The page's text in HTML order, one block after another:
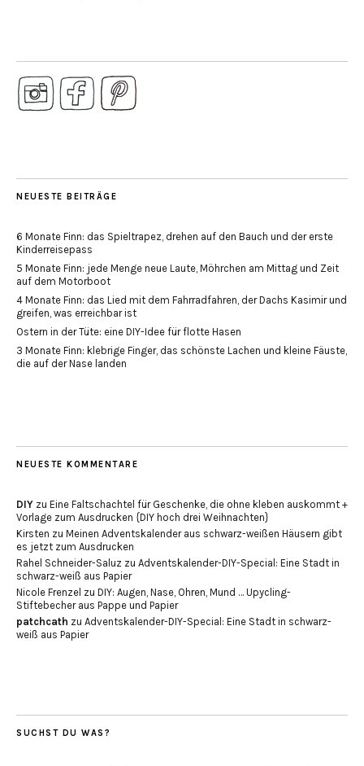
NEUESTE BEITRÄGE
6 Monate Finn: das Spieltrapez, drehen auf den Bauch und der erste
Kinderreisepass
5 Monate Finn: jede Menge neue Laute, Möhrchen am Mittag und Zeit
auf dem Motorboot
4 Monate Finn: das Lied mit dem Fahrradfahren, der Dachs Kasimir und
greifen, was erreichbar ist
Ostern in der Tüte: eine DIY-Idee für flotte Hasen
3 Monate Finn: klebrige Finger, das schönste Lachen und kleine Fäuste,
die auf der Nase landen
NEUESTE KOMMENTARE
DIY zu Eine Faltschachtel für Geschenke, die ohne kleben auskommt +
Vorlage zum Ausdrucken {DIY hoch drei Weihnachten}
Kirsten zu Meinen Adventskalender aus schwarz-weißen Häusern gibt
es jetzt zum Ausdrucken
Rahel Schneider-Saluz zu Adventskalender-DIY-Special: Eine Stadt in
schwarz-weiß aus Papier
Nicole Frenzel zu DIY: Augen, Nase, Ohren, Mund … Upycling-
Stiftebecher aus Pappe und Papier
patchcath zu Adventskalender-DIY-Special: Eine Stadt in schwarz-
weiß aus Papier
SUCHST DU WAS?